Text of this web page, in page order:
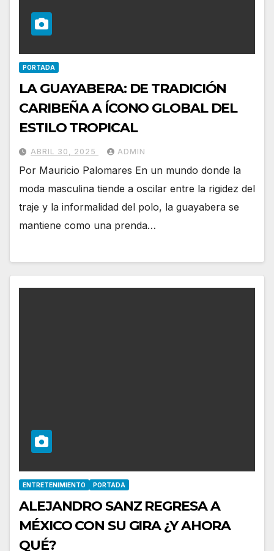
PORTADA
LA GUAYABERA: DE TRADICIÓN
CARIBEÑA A ÍCONO GLOBAL DEL
ESTILO TROPICAL
ABRIL 30, 2025 ADMIN
Por Mauricio Palomares En un mundo donde la
moda masculina tiende a oscilar entre la rigidez del
traje y la informalidad del polo, la guayabera se
mantiene como una prenda…
ENTRETENIMIENTO PORTADA
ALEJANDRO SANZ REGRESA A
MÉXICO CON SU GIRA ¿Y AHORA
QUÉ?